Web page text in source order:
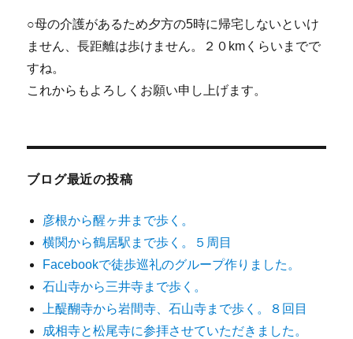
○母の介護があるため夕方の5時に帰宅しないといけ
ません、長距離は歩けません。２０kmくらいまでで
すね。
これからもよろしくお願い申し上げます。
ブログ最近の投稿
彦根から醒ヶ井まで歩く。
横関から鶴居駅まで歩く。５周目
Facebookで徒歩巡礼のグループ作りました。
石山寺から三井寺まで歩く。
上醍醐寺から岩間寺、石山寺まで歩く。８回目
成相寺と松尾寺に参拝させていただきました。